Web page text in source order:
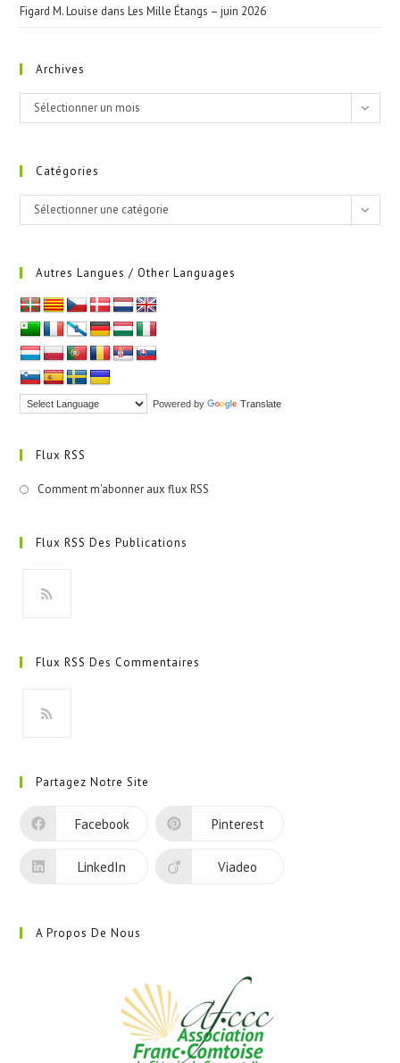
Figard M. Louise dansLes Mille Étangs – juin 2026
Archives
Archives
Sélectionner un mois
Catégories
Catégories
Sélectionner une catégorie
Autres Langues / Other Languages
Powered by Translate
Flux RSS
Comment m'abonner aux flux RSS
Flux RSS Des Publications
un
onglet
Flux RSS Des Commentaires
un
nouvel
Partagez Notre Site
Facebook Pinterest
LinkedIn Viadeo
A Propos De Nous